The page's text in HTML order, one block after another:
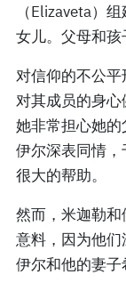
（Elizaveta）
女儿。父母和孩
对信仰的不公平
对其成员的身心
她非常担心她
伊尔深表同情
很大的帮助。
然而，米迦勒
意料，因为他
伊尔和他的妻子